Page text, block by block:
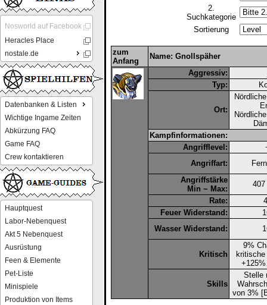
Nosworld auf Facebook
Heracles Place
nostale.de
Datenbanken & Listen
Wichtige Ingame Zeiten
Abkürzung FAQ
Game FAQ
Crew kontaktieren
Hauptquest
Labor-Nebenquest
Akt 5 Nebenquest
Ausrüstung
Feen & Elemente
Pet-Liste
Minispiele
Produktion von Items
2.
Suchkategorie
Sortierung
zum
Anfang
Name: Gnollspäher
Aggressiv:
Typ:
Ort:
Kampfinformationen:
Angrifflevel:
Angriffart:
Angriffstärke
Min ~ Max:
407
Rate:
Feuer Widerstand:
Wasser Widerstand:
Kritisch
9%
Skills
Stelle
von 3%